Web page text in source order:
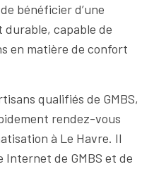
bénéficier d’une
capable de
en matière de confort
qualifiés de GMBS,
rendez-vous
à Le Havre. Il
de GMBS et de